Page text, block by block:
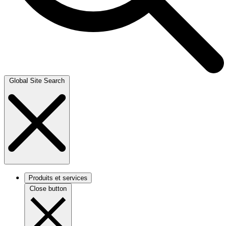
Global Site Search
Produits et services
Close button